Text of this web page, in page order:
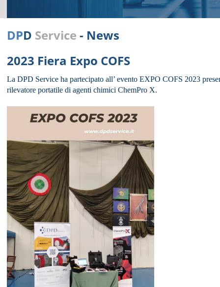
2023 Fiera Expo COFS
La DPD Service ha partecipato all’ evento EXPO COFS 2023
rilevatore portatile di agenti chimici ChemPro X.
DPD Service - News